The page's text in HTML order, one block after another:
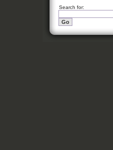
Search for: